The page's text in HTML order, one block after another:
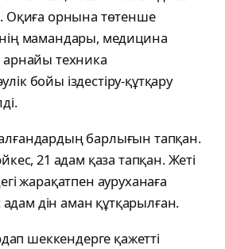
Оқиға орнына төтенше
мамандары, медицина
арнайы техника
бойы іздестіру-құтқару
барлығын тапқан.
21 адам қаза тапқан. Жеті
жарақатпен ауруханаға
адам дін аман құтқарылған.
шеккендерге қажетті